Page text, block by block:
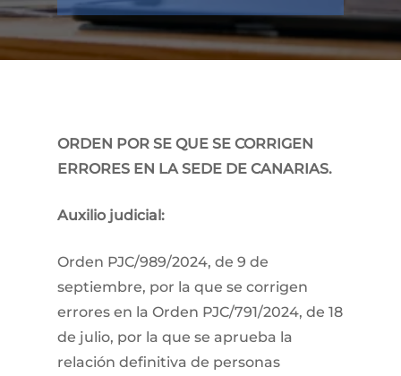
ORDEN POR SE QUE SE CORRIGEN
ERRORES EN LA SEDE DE CANARIAS.
Auxilio judicial:
​Orden PJC/989/2024, de 9 de
septiembre, por la que se corrigen
errores en la Orden PJC/791/2024, de 18
de julio, por la que se aprueba la
relación definitiva de personas